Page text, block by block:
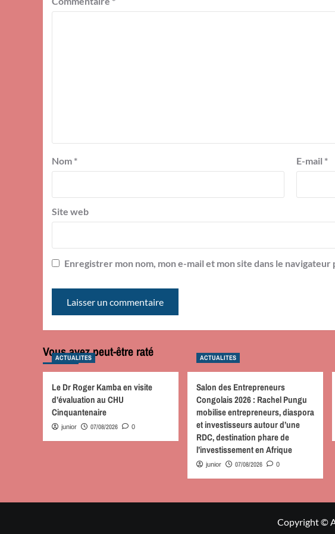
Nom * E-mail *
Site web
Enregistrer mon nom, mon e-mail et mon site dans le
Vous avez peut-être raté
ACTUALITES
Le Dr Roger Kamba en visite
d’évaluation au CHU
Cinquantenaire
junior 07/08/2026 0
ACTUALITES
Salon des Entrepreneurs
Congolais 2026 : Rachel Pungu
mobilise entrepreneurs, diaspora
et investisseurs autour d’une
RDC, destination phare de
l’investissement en Afrique
junior 07/08/2026 0
Copyright ©